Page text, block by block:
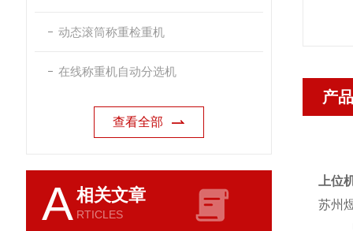
动态滚筒称重检重机
在线称重机自动分选机
查看全部
A相关文章
RTICLES
产
上位
苏州